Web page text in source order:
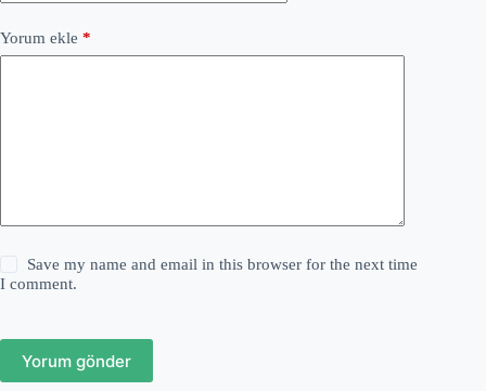
Yorum ekle *
Save my name and email in this browser for the next time
I comment.
Yorum gönder